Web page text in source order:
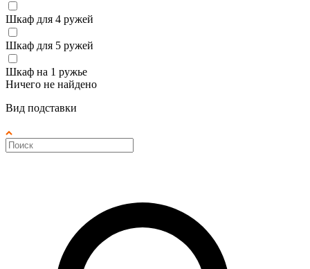
Шкаф для 4 ружей
Шкаф для 5 ружей
Шкаф на 1 ружье
Ничего не найдено
Вид подставки